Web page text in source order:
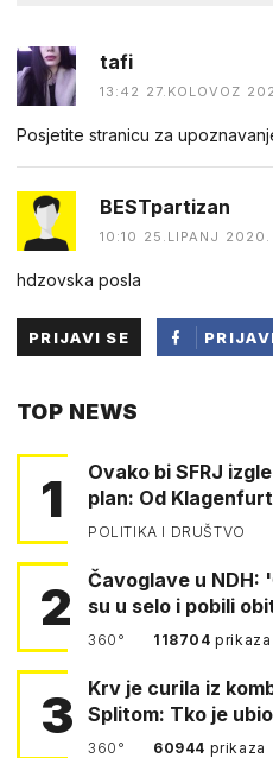
tafi
13:42 27.KOLOVOZ
Posje︆︆tite st︆︆︆︆︆︆ra︆︆n︆︆︆︆icu za
BESTpartizan
10:10 25.LIPANJ 2020.
hdzovska posla
PRIJAVI SE
TOP NEWS
1
Ovako bi SFRJ
plan: Od
POLITIKA I DRUŠTVO
2
Čavoglave u NDH:
su u selo i pobili
360° 118704prikaza
3
Krv je curila iz
Splitom: Tko je
360° 60944 prikaza